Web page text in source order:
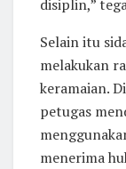
disiplin,”
Selain itu
melakukan
keramaian.
petugas
menerima